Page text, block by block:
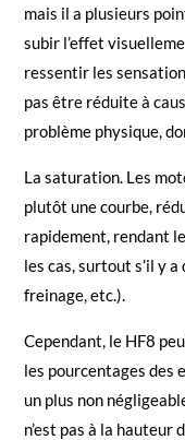
mais il a plusieurs
subir l’effet
ressentir les
pas être réduite à
problème physique,
La saturation. Les
plutôt une courbe,
rapidement, rendant
les cas, surtout s’il y a
freinage, etc.).
Cependant, le HF8
les pourcentages des
un plus non
n’est pas à la hauteur